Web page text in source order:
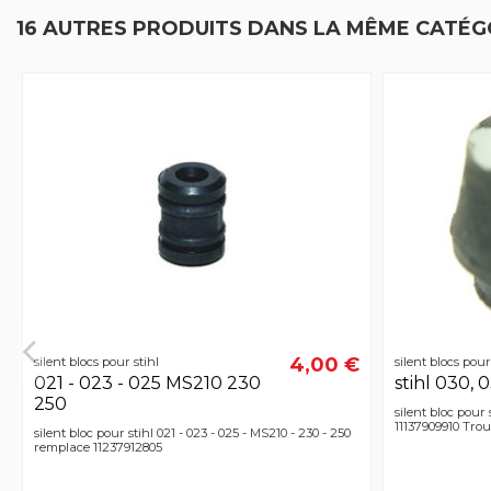
16 AUTRES PRODUITS DANS LA MÊME
silent blocs pour stihl
021 - 023 - 025 MS210 230
250
4,00 €
silent bloc pour stihl 021 - 023 - 025 - MS210 - 230 - 250
remplace 11237912805
silent blocs
stihl 030,
silent bloc pour
11137909910